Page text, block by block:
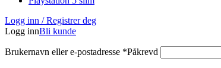
Logg inn / Registrer deg
Logg innBli kunde
Brukernavn eller e-postadresse *Påkrevd